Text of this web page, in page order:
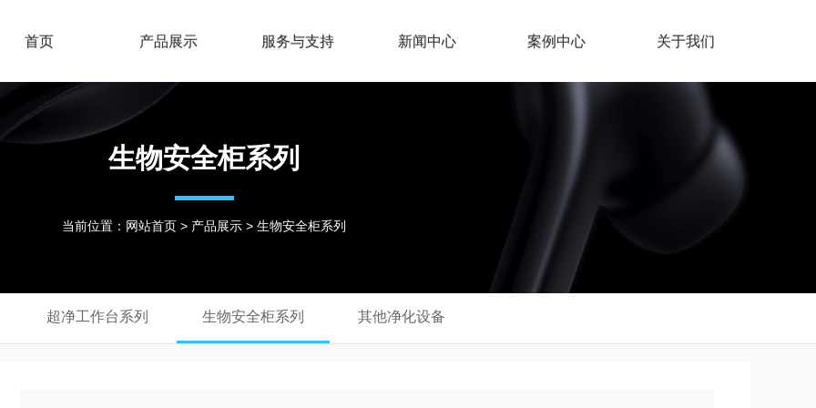
首页 产品展示 服务与支持 新闻中心 案例中心 关于我们
生物安全柜系列
当前位置： 网站首页 > 产品展示 > 生物安全柜系列
超净工作台系列 生物安全柜系列 其他净化设备